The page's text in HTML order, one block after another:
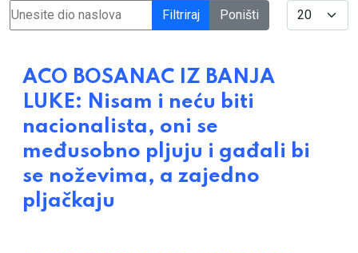
Unesite dio naslova Filtriraj Poništi Display #
ACO BOSANAC IZ BANJA
LUKE: Nisam i neću biti
nacionalista, oni se
međusobno pljuju i gađali bi
se noževima, a zajedno
pljačkaju